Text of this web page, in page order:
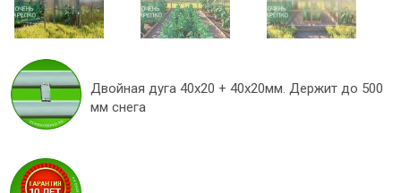
Двойная дуга 40x20 + 40х20мм. Держит до 500
мм снега